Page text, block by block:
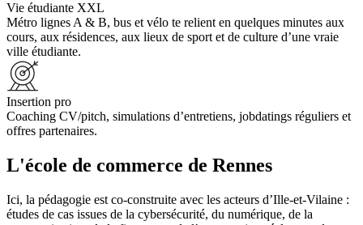
Vie étudiante XXL
Métro lignes A & B, bus et vélo te relient en quelques minutes aux
cours, aux résidences, aux lieux de sport et de culture d’une vraie
ville étudiante.
Insertion pro
Coaching CV/pitch, simulations d’entretiens, jobdatings réguliers et
offres partenaires.
L'école de commerce de Rennes
Ici, la pédagogie est co-construite avec les acteurs d’Ille-et-Vilaine :
études de cas issues de la cybersécurité, du numérique, de la